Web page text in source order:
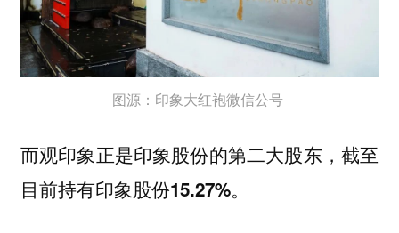
图源：印象大红袍微信公号‍‍‍‍
而观印象正是印象股份的第二大股东， 截至
目前持有印象股份15.27%。